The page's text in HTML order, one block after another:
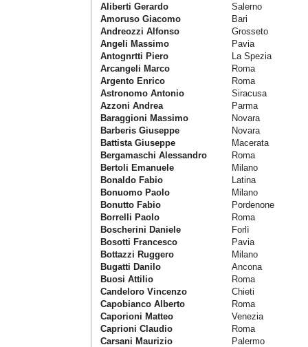
Aliberti Gerardo
Salerno
Amoruso Giacomo
Bari
Andreozzi Alfonso
Grosseto
Angeli Massimo
Pavia
Antognrtti Piero
La Spezia
Arcangeli Marco
Roma
Argento Enrico
Roma
Astronomo Antonio
Siracusa
Azzoni Andrea
Parma
Baraggioni Massimo
Novara
Barberis Giuseppe
Novara
Battista Giuseppe
Macerata
Bergamaschi Alessandro
Roma
Bertoli Emanuele
Milano
Bonaldo Fabio
Latina
Bonuomo Paolo
Milano
Bonutto Fabio
Pordenone
Borrelli Paolo
Roma
Boscherini Daniele
Forlì
Bosotti Francesco
Pavia
Bottazzi Ruggero
Milano
Bugatti Danilo
Ancona
Buosi Attilio
Roma
Candeloro Vincenzo
Chieti
Capobianco Alberto
Roma
Caporioni Matteo
Venezia
Caprioni Claudio
Roma
Carsani Maurizio
Palermo